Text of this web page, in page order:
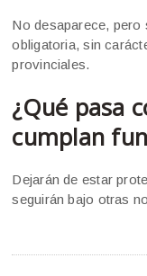
No desaparece, pero
obligatoria, sin
provinciales.
¿Qué pasa
cumplan
Dejarán de estar
seguirán bajo otras